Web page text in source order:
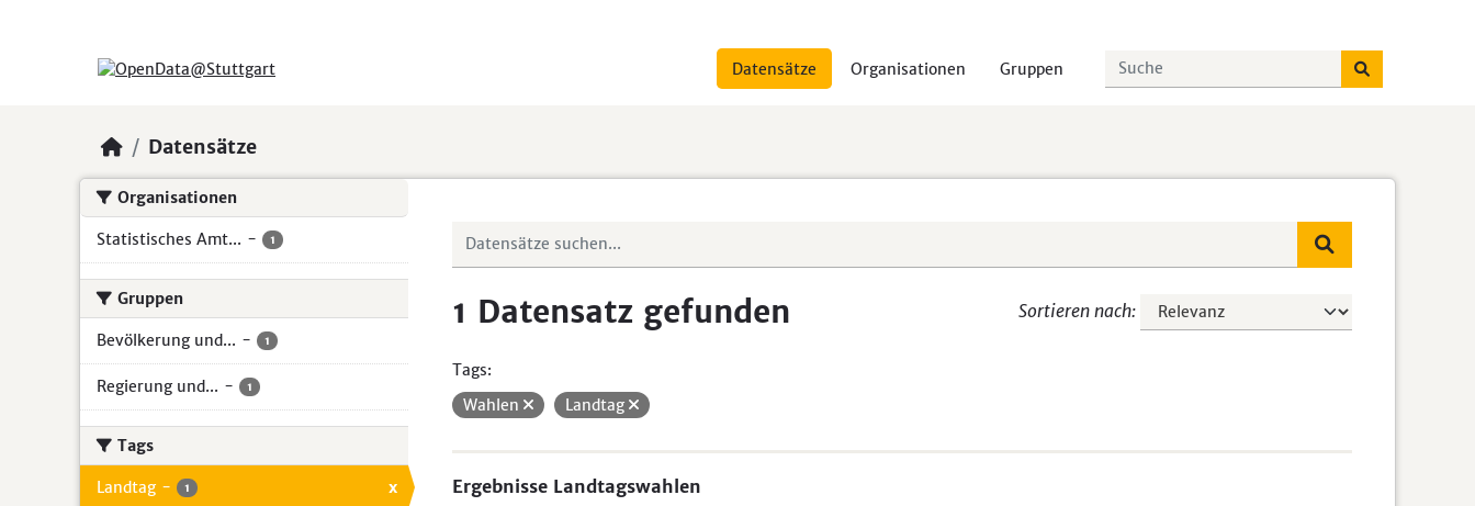
Datensätze Organisationen Gruppen
Datensätze
Organisationen
Statistisches Amt... - 1
Gruppen
Bevölkerung und... - 1
Regierung und... - 1
Tags
Landtag - 1 x
Sortieren nach
1 Datensatz gefunden
Tags:
Wahlen
Landtag
Ergebnisse Landtagswahlen